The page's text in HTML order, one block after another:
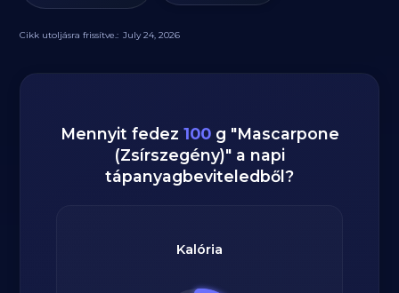
Cikk utoljásra frissítve.: July 24, 2026
Mennyit fedez 100 g "Mascarpone
(Zsírszegény)" a napi
tápanyagbeviteledből?
Kalória